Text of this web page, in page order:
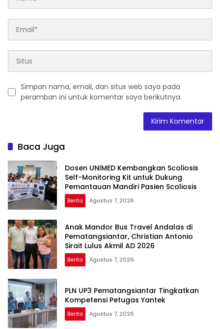
Simpan nama, email, dan situs web saya pada
peramban ini untuk komentar saya berikutnya.
Baca Juga
Dosen UNIMED Kembangkan Scoliosis
Self-Monitoring Kit untuk Dukung
Pemantauan Mandiri Pasien Scoliosis
Berita Agustus 7, 2026
Anak Mandor Bus Travel Andalas di
Pematangsiantar, Christian Antonio
Sirait Lulus Akmil AD 2026
Berita Agustus 7, 2026
PLN UP3 Pematangsiantar Tingkatkan
Kompetensi Petugas Yantek
Berita Agustus 7, 2026